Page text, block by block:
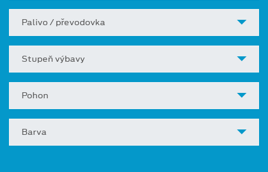
Palivo / převodovka
Stupeň výbavy
Pohon
Barva